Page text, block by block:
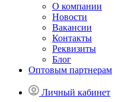
О компании
Новости
Вакансии
Контакты
Реквизиты
Блог
Оптовым партнерам
Личный кабинет